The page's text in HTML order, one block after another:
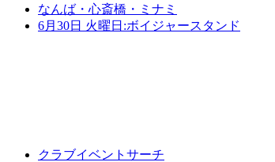
なんば・心斎橋・ミナミ
6月30日 火曜日:ボイジャースタンド
クラブイベントサーチ